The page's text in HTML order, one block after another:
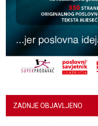
ZADNJE OBJAVLJENO